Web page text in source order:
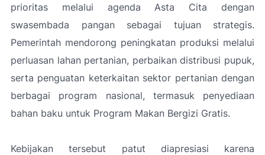
prioritas melalui agenda Asta Cita dengan
swasembada pangan sebagai tujuan strategis.
Pemerintah mendorong peningkatan produksi melalui
perluasan lahan pertanian, perbaikan distribusi pupuk,
serta penguatan keterkaitan sektor pertanian dengan
berbagai program nasional, termasuk penyediaan
bahan baku untuk Program Makan Bergizi Gratis.
Kebijakan tersebut patut diapresiasi karena